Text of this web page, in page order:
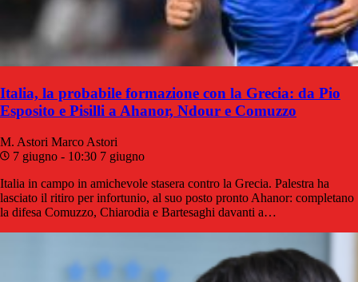
Italia, la probabile formazione con la Grecia: da Pio
Esposito e Pisilli a Ahanor, Ndour e Comuzzo
M. Astori Marco Astori
7 giugno - 10:30 7 giugno
Italia in campo in amichevole stasera contro la Grecia. Palestra ha
lasciato il ritiro per infortunio, al suo posto pronto Ahanor: completano
la difesa Comuzzo, Chiarodia e Bartesaghi davanti a…